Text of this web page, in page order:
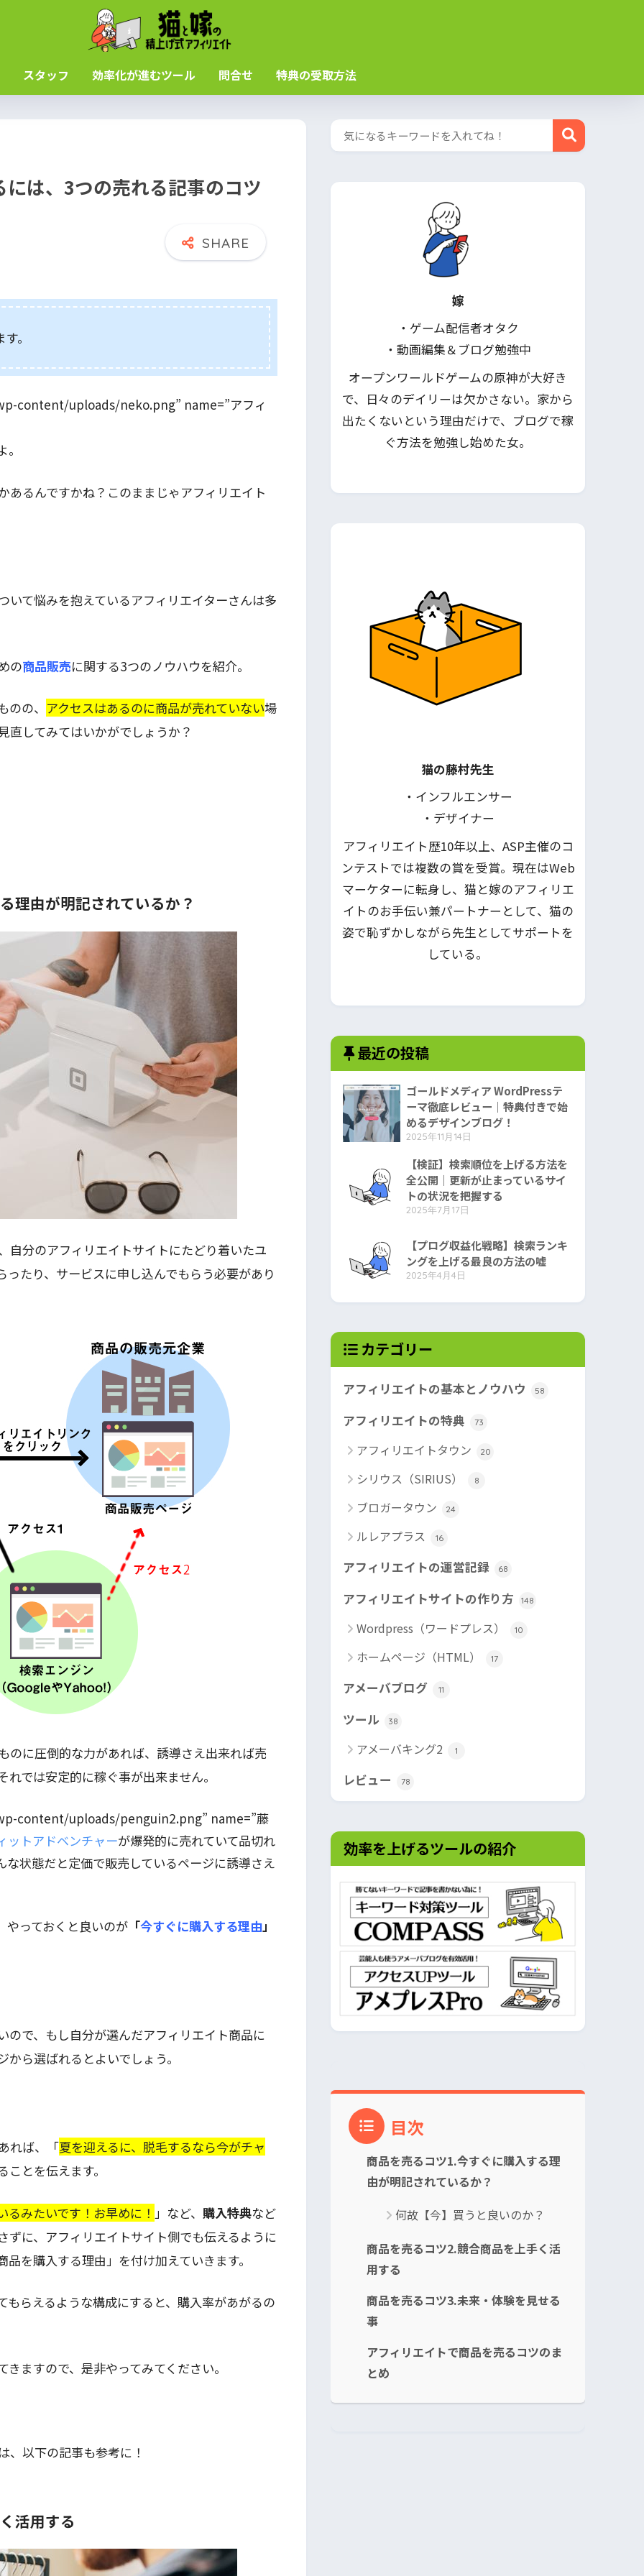
スタッフ 効率化が進むツール 問合せ 特典の受取方法
は、3つの売れる記事のコツ
。
content/uploads/neko.png” name=”アフィ
あるんですかね？このままじゃアフィリエイト
いて悩みを抱えているアフィリエイターさんは多
の商品販売に関する3つのノウハウを紹介。
の、 アクセスはあるのに商品が売れていない場
直してみてはいかがでしょうか？
理由が明記されているか？
自分のアフィリエイトサイトにたどり着いたユ
たり、サービスに申し込んでもらう必要があり
のに圧倒的な力があれば、誘導さえ出来れば売
では安定的に稼ぐ事が出来ません。
content/uploads/penguin2.png” name=”藤
ットアドベンチャーが爆発的に売れていて品切れ
状態だと定価で販売しているページに誘導さえ
やっておくと良いのが 「今すぐに購入する理由」
で、もし自分が選んだアフィリエイト商品に
ら選ばれるとよいでしょう。
れば、「夏を迎えるに、脱毛するなら今がチャ
ことを伝えます。
みたいです！お早めに！ 」など、 購入特典など
に、アフィリエイトサイト側でも伝えるように
を購入する理由」を付け加えていきます。
もらえるような構成にすると、購入率があがるの
ますので、是非やってみてください。
、以下の記事も参考に！
活用する
嫁
・ゲーム配信者オタク
・動画編集＆ブログ勉強中
オープンワールドゲームの原神が大好き
で、日々のデイリーは欠かさない。家から
出たくないという理由だけで、ブログで稼
ぐ方法を勉強し始めた女。
猫の藤村先生
・インフルエンサー
・デザイナー
アフィリエイト歴10年以上、ASP主催のコ
ンテストでは複数の賞を受賞。現在はWeb
マーケターに転身し、猫と嫁のアフィリエ
イトのお手伝い兼パートナーとして、猫の
姿で恥ずかしながら先生としてサポートを
している。
最近の投稿
ゴールドメディア WordPressテ
ーマ徹底レビュー｜特典付きで始
めるデザインブログ！
2025年11月14日
【検証】検索順位を上げる方法を
全公開｜更新が止まっているサイ
トの状況を把握する
2025年7月17日
【プログ収益化戦略】検索ランキ
ングを上げる最良の方法の嘘
2025年4月4日
カテゴリー
アフィリエイトの基本とノウハウ 58
アフィリエイトの特典 73
アフィリエイトタウン 20
シリウス（SIRIUS） 8
ブロガータウン 24
ルレアプラス 16
アフィリエイトの運営記録 68
アフィリエイトサイトの作り方 148
Wordpress（ワードプレス） 10
ホームページ（HTML） 17
アメーバブログ 11
ツール 38
アメーバキング2 1
レビュー 78
効率を上げるツールの紹介
目次
商品を売るコツ1.今すぐに購入する理
由が明記されているか？
何故【今】買うと良いのか？
商品を売るコツ2.競合商品を上手く活
用する
商品を売るコツ3.未来・体験を見せる
事
アフィリエイトで商品を売るコツのま
とめ